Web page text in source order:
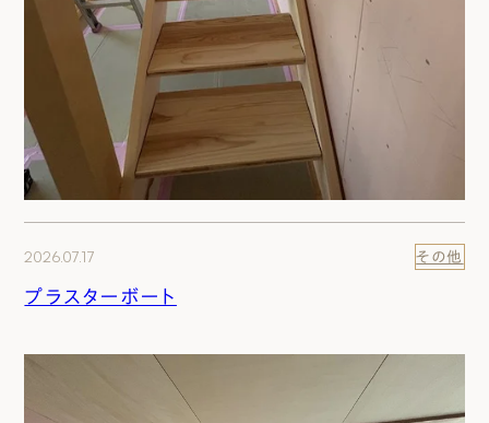
2026.07.17 その他
プラスターボート